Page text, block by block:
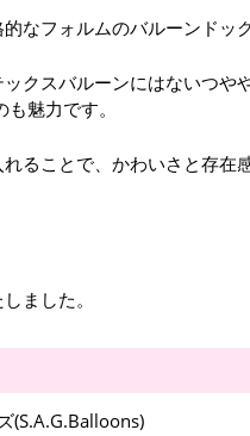
なフォルムのバルーンドッ
クスバルーンにはないつや
魅力です。
ることで、かわいさと存在
ました。
(S.A.G.Balloons)